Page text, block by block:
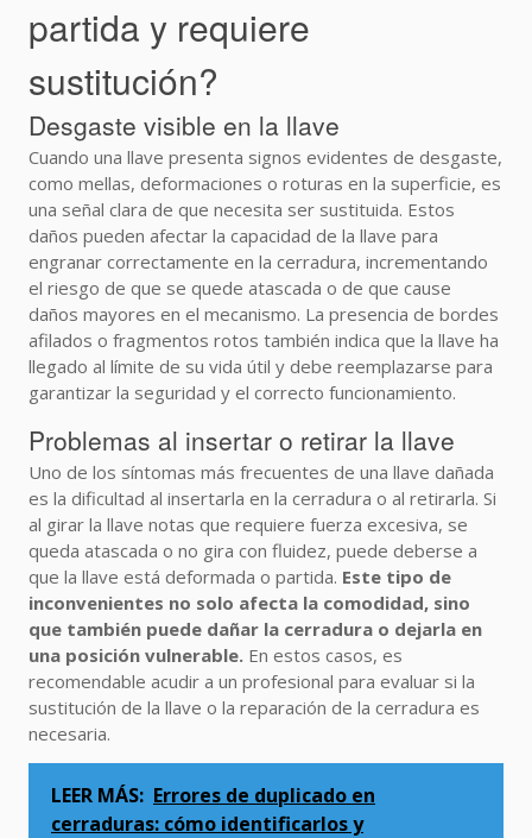
partida y requiere
sustitución?
Desgaste visible en la llave
Cuando una llave presenta signos evidentes de desgaste,
como mellas, deformaciones o roturas en la superficie, es
una señal clara de que necesita ser sustituida. Estos
daños pueden afectar la capacidad de la llave para
engranar correctamente en la cerradura, incrementando
el riesgo de que se quede atascada o de que cause
daños mayores en el mecanismo. La presencia de bordes
afilados o fragmentos rotos también indica que la llave ha
llegado al límite de su vida útil y debe reemplazarse para
garantizar la seguridad y el correcto funcionamiento.
Problemas al insertar o retirar la llave
Uno de los síntomas más frecuentes de una llave dañada
es la dificultad al insertarla en la cerradura o al retirarla. Si
al girar la llave notas que requiere fuerza excesiva, se
queda atascada o no gira con fluidez, puede deberse a
que la llave está deformada o partida. Este tipo de
inconvenientes no solo afecta la comodidad, sino
que también puede dañar la cerradura o dejarla en
una posición vulnerable. En estos casos, es
recomendable acudir a un profesional para evaluar si la
sustitución de la llave o la reparación de la cerradura es
necesaria.
LEER MÁS: Errores de duplicado en
cerraduras: cómo identificarlos y